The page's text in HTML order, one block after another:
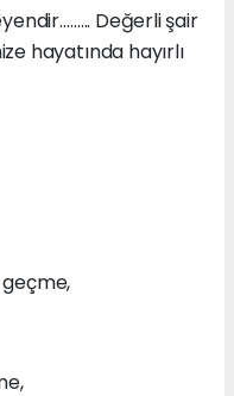
Değerli şair
hayatında hayırlı